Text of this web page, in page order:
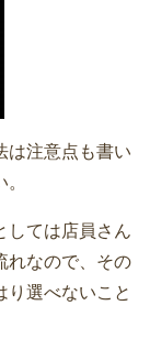
は注意点も書い
しては店員さん
れなので、その
り選べないこと